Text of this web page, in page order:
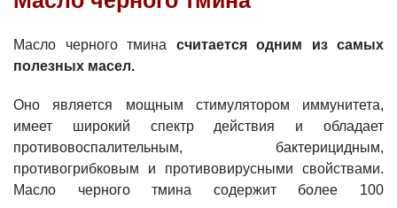
Масло черного тмина считается одним из самых
полезных масел.
Оно является мощным стимулятором иммунитета,
имеет широкий спектр действия и обладает
противовоспалительным, бактерицидным,
противогрибковым и противовирусными свойствами.
Масло черного тмина содержит более 100